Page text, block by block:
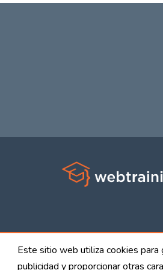
Este sitio web utiliza cookies para
publicidad y proporcionar otras